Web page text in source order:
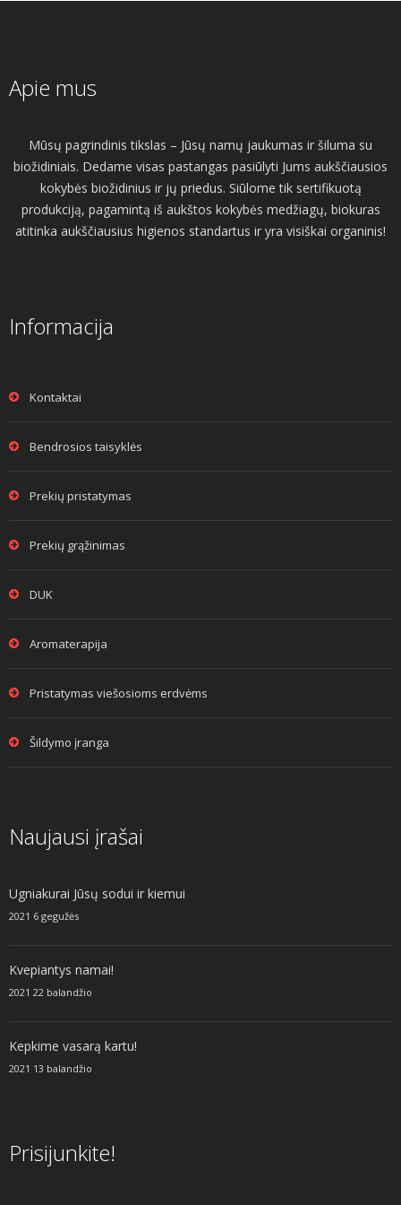
Apie mus
Mūsų pagrindinis tikslas – Jūsų namų jaukumas ir šiluma su
biožidiniais. Dedame visas pastangas pasiūlyti Jums aukščiausios
kokybės biožidinius ir jų priedus. Siūlome tik sertifikuotą
produkciją, pagamintą iš aukštos kokybės medžiagų, biokuras
atitinka aukščiausius higienos standartus ir yra visiškai organinis!
Informacija
Kontaktai
Bendrosios taisyklės
Prekių pristatymas
Prekių grąžinimas
DUK
Aromaterapija
Pristatymas viešosioms erdvėms
Šildymo įranga
Naujausi įrašai
Ugniakurai Jūsų sodui ir kiemui
2021 6 gegužės
Kvepiantys namai!
2021 22 balandžio
Kepkime vasarą kartu!
2021 13 balandžio
Prisijunkite!